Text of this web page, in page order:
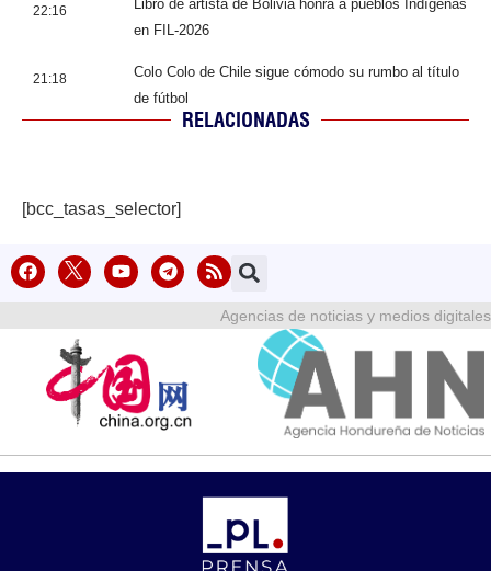
22:16
Libro de artista de Bolivia honra a pueblos Indígenas
en FIL-2026
21:18
Colo Colo de Chile sigue cómodo su rumbo al título
de fútbol
RELACIONADAS
[bcc_tasas_selector]
Agencias de noticias y medios digitales